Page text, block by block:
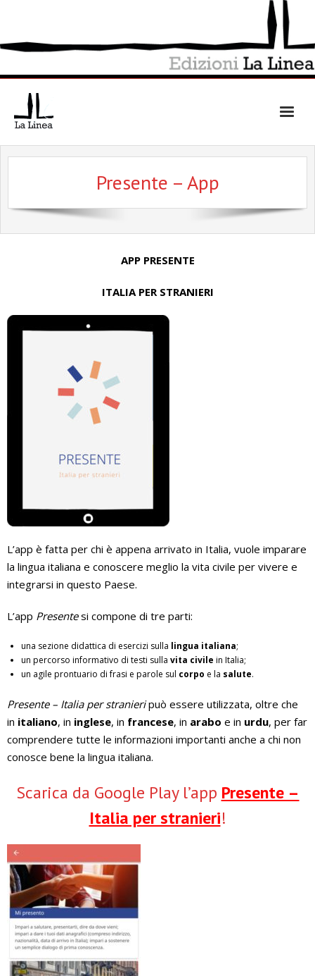
Presente – App
APP PRESENTE
ITALIA PER STRANIERI
L’app è fatta per chi è appena arrivato in Italia, vuole imparare
la lingua italiana e conoscere meglio la vita civile per vivere e
integrarsi in questo Paese.
L’app Presentesi compone di tre parti:
una sezione didattica di esercizi sulla lingua italiana;
un percorso informativo di testi sulla vita civile in Italia;
un agile prontuario di frasi e parole sul corpo e la salute.
Presente – Italia per stranieripuò essere utilizzata, oltre che
in italiano, in inglese, in francese, in arabo e in urdu, per far
comprendere tutte le informazioni importanti anche a chi non
conosce bene la lingua italiana.
Scarica da Google Play l’app Presente –
Italia per stranieri!